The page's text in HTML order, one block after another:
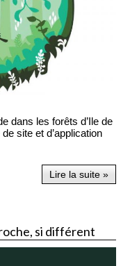
dans les forêts d’Ile de
site et d’application
Lire la suite »
si différent